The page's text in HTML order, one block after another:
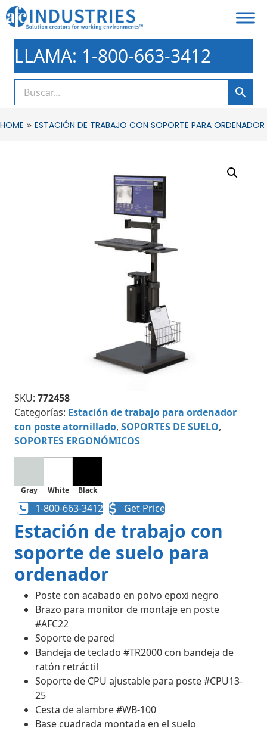
LLAMA: 1-800-663-3412
HOME » ESTACIÓN DE TRABAJO CON SOPORTE PARA ORDENADOR
SKU: 772458
Categorías: Estación de trabajo para ordenador
con poste atornillado, SOPORTES DE SUELO,
SOPORTES ERGONÓMICOS
Gray White Black
1-800-663-3412 Get Price
Estación de trabajo con
soporte de suelo para
ordenador
Poste con acabado en polvo epoxi negro
Brazo para monitor de montaje en poste
#AFC22
Soporte de pared
Bandeja de teclado #TR2000 con bandeja de
ratón retráctil
Soporte de CPU ajustable para poste #CPU13-
25
Cesta de alambre #WB-100
Base cuadrada montada en el suelo